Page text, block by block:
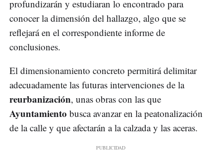
profundizarán y estudiaran lo encontrado para
conocer la dimensión del hallazgo, algo que se
reflejará en el correspondiente informe de
conclusiones.
El dimensionamiento concreto permitirá delimitar
adecuadamente las futuras intervenciones de la
reurbanización, unas obras con las que
Ayuntamiento busca avanzar en la peatonalización
de la calle y que afectarán a la calzada y las aceras.